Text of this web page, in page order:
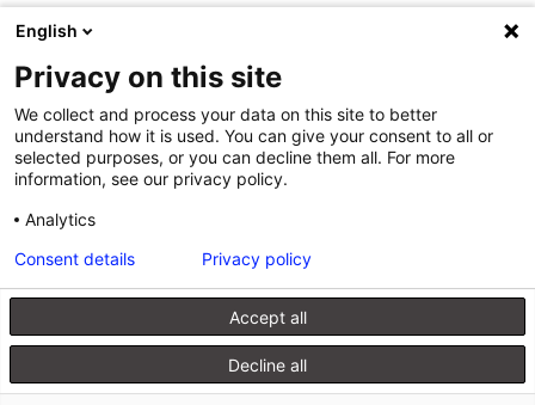
Autor: Martin Bopp, aus
Beitragsnavigation
«Megathema Ressourcen-
Produktivität
Datenschutzerklärung
Produktsicherheit (GPSR)
English
Privacy on this site
We collect and process your data on this site to better
understand how it is used. You can give your consent to all or
selected purposes, or you can decline them all. For more
information, see our privacy policy.
Analytics
Accept all
Decline all
Consent details Privacy policy